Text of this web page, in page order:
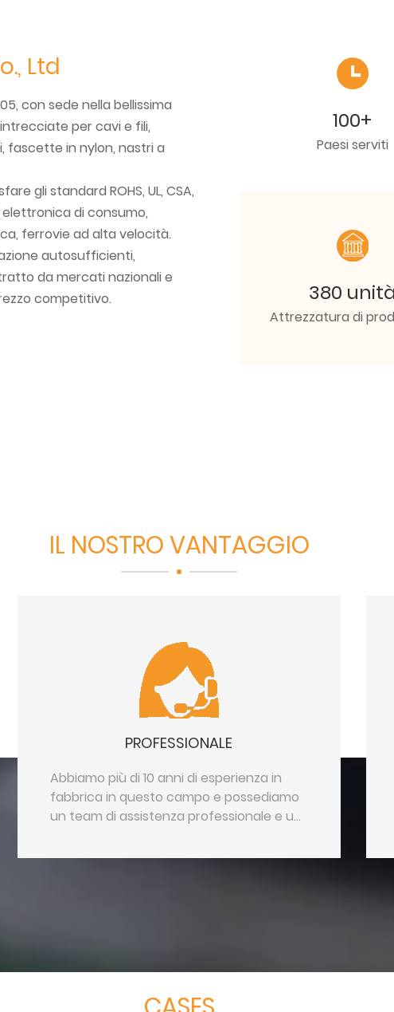
Ltd
con sede nella bellissima
per cavi e fili,
fascette in nylon, nastri a
gli standard ROHS, UL, CSA,
elettronica di consumo,
ferrovie ad alta velocità.
autosufficienti,
da mercati nazionali e
competitivo.
100+
Paesi serviti
380
Attrezzatura di
IL NOSTRO VANTAGGIO
PROFESSIONALE
Abbiamo più di 10 anni di esperienza in
fabbrica in questo campo e possediamo
un team di assistenza professionale e un